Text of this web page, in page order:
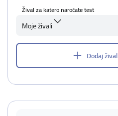
Žival za katero naročate test
Moje živali
Dodaj žival